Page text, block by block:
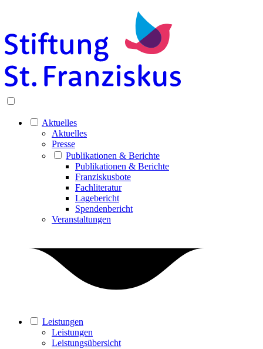
Aktuelles
Aktuelles
Presse
Publikationen & Berichte
Publikationen & Berichte
Franziskusbote
Fachliteratur
Lagebericht
Spendenbericht
Veranstaltungen
Leistungen
Leistungen
Leistungsübersicht